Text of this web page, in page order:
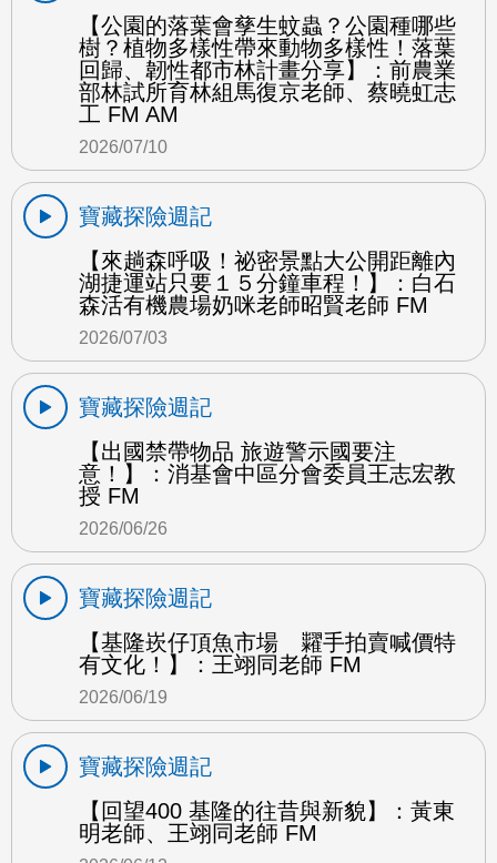
【公園的落葉會孳生蚊蟲？公園種哪些
樹？植物多樣性帶來動物多樣性！落葉
回歸、韌性都市林計畫分享】：前農業
部林試所育林組馬復京老師、蔡曉虹志
工 FM AM
2026/07/10
寶藏探險週記
【來趟森呼吸！祕密景點大公開距離內
湖捷運站只要１５分鐘車程！】：白石
森活有機農場奶咪老師昭賢老師 FM
2026/07/03
寶藏探險週記
【出國禁帶物品 旅遊警示國要注
意！】：消基會中區分會委員王志宏教
授 FM
2026/06/26
寶藏探險週記
【基隆崁仔頂魚市場 糶手拍賣喊價特
有文化！】：王翊同老師 FM
2026/06/19
寶藏探險週記
【回望400 基隆的往昔與新貌】：黃東
明老師、王翊同老師 FM